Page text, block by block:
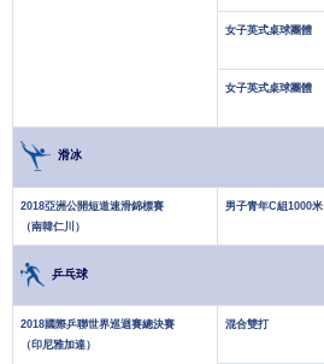
女子英式桌球團體
女子英式桌球團體
滑冰
2018亞洲公開短道速滑錦標賽
（南韓仁川）
男子青年C組1000米
乒乓球
2018國際乒聯世界巡迴賽總決賽
（印尼雅加達）
混合雙打